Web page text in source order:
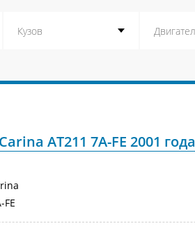
AT211 7A-FE 2001 года
FE